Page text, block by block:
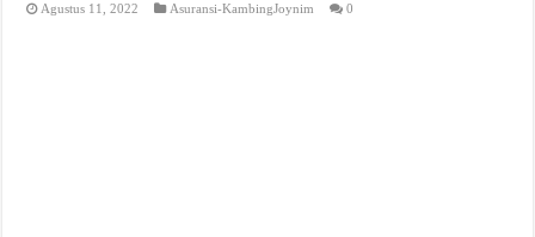
Agustus 11, 2022 Asuransi-KambingJoynim 0